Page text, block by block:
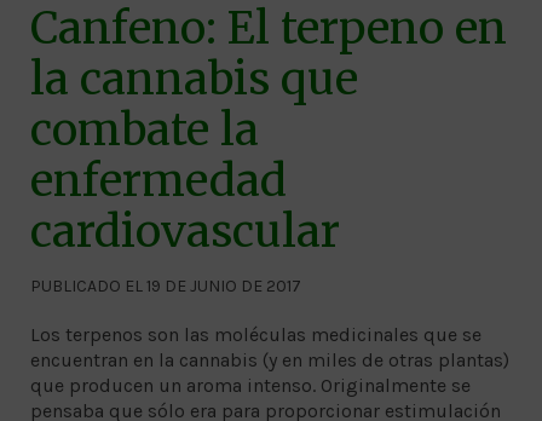
Canfeno: El terpeno en
la cannabis que
combate la
enfermedad
cardiovascular
PUBLICADO EL 19 DE JUNIO DE 2017
Los terpenos son las moléculas medicinales que se
encuentran en la cannabis (y en miles de otras plantas)
que producen un aroma intenso. Originalmente se
pensaba que sólo era para proporcionar estimulación